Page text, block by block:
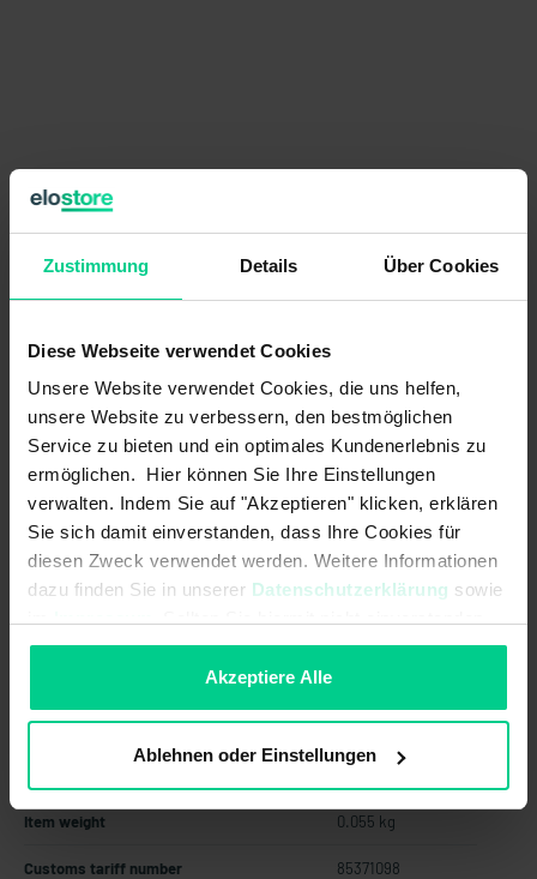
Zustimmung Details Über Cookies
Diese Webseite verwendet Cookies
Unsere Website verwendet Cookies, die uns helfen,
unsere Website zu verbessern, den bestmöglichen
Service zu bieten und ein optimales Kundenerlebnis zu
ermöglichen. Hier können Sie Ihre Einstellungen
verwalten. Indem Sie auf "Akzeptieren" klicken, erklären
Sie sich damit einverstanden, dass Ihre Cookies für
diesen Zweck verwendet werden. Weitere Informationen
dazu finden Sie in unserer Datenschutzerklärung sowie
sein, können Sie die Verwendung von Cookies hier
Akzeptiere Alle
Ablehnen oder Einstellungen
per item €193.28
Prices excl. VAT plus shipping costs
available (12 pcs.), ships within 1-3 days
Quantity Price
€183.62
from 12 pcs.
€169.85
- 12 %
from 24 pcs.
€152.86
- 21 %
from 48 pcs.
€137.58
- 29 %
from 96 pcs.
€123.82 - 36 %
Add to shopping cart
Create offer
Item weight 0.055 kg
Customs tariff number 85371098